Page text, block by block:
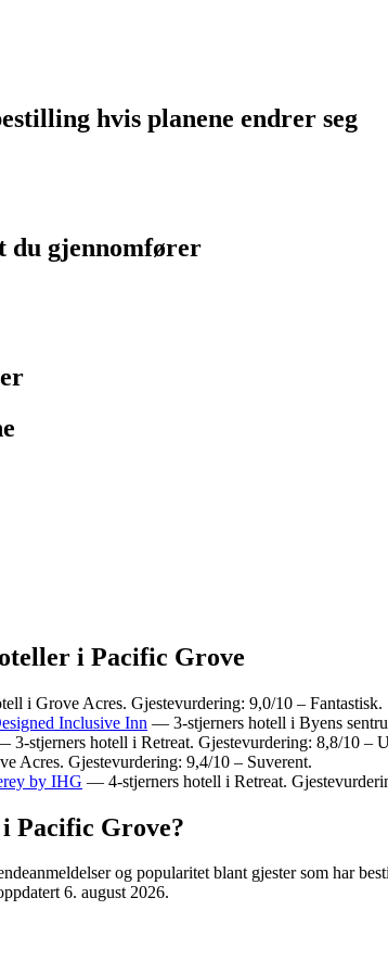
hvis planene endrer seg
du gjennomfører
i Pacific Grove
i Grove Acres. Gjestevurdering: 9,0/10 – Fantastisk.
Inclusive Inn — 3-stjerners hotell i Byens
3-stjerners hotell i Retreat. Gjestevurdering: 8,8/10 –
Acres. Gjestevurdering: 9,4/10 – Suverent.
by IHG — 4-stjerners hotell i Retreat.
Pacific Grove?
og popularitet blant gjester som har
6. august 2026.